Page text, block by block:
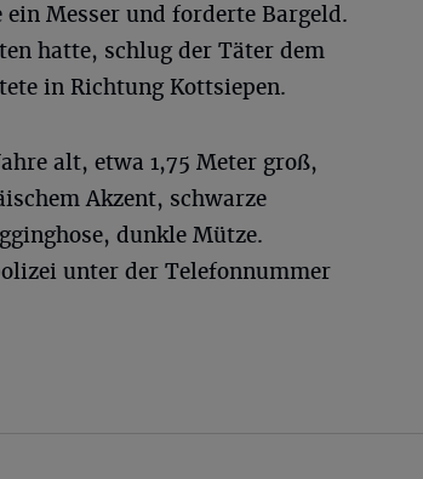
ein Messer und forderte Bargeld.
hatte, schlug der Täter dem
in Richtung Kottsiepen.
alt, etwa 1,75 Meter groß,
Akzent, schwarze
dunkle Mütze.
unter der Telefonnummer